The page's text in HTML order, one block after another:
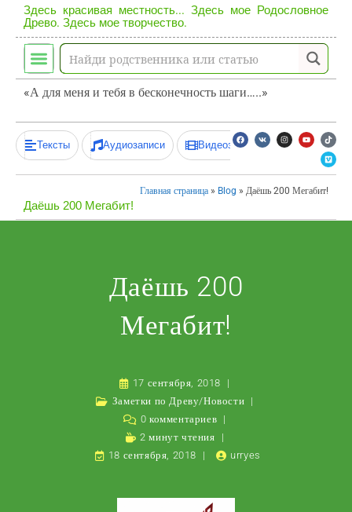
Здесь красивая местность... Здесь мое Родословное
Древо. Здесь мое творчество.
«А для меня и тебя в бесконечность шаги…..»
Тексты Аудиозаписи Видеозаписи
Главная страница » Blog » Даёшь 200 Мегабит!
Даёшь 200 Мегабит!
Даёшь 200
Мегабит!
17 сентября, 2018
Заметки по Древу/Новости
0 комментариев
2 минут чтения
18 сентября, 2018
urryes